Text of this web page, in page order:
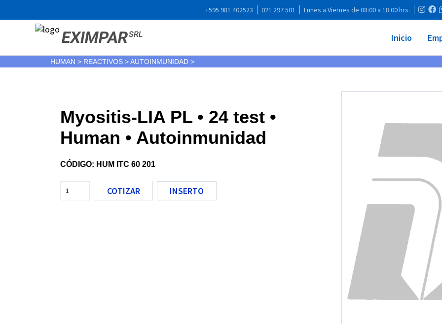
+595 981 402523 021 297 501 Lunes a Viernes de 08:00 a 18:00 hrs.
EXIMPARSRL Inicio
HUMAN > REACTIVOS > AUTOINMUNIDAD >
Myositis-LIA PL • 24 test •
Human • Autoinmunidad
CÓDIGO: HUM ITC 60 201
COTIZAR INSERTO